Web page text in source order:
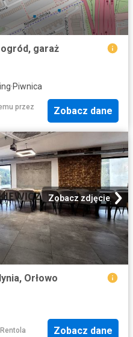
garaż
·Piwnica
przez
Zobacz dane
Zobacz zdjęcie
Orłowo
Rentola Zobacz dane